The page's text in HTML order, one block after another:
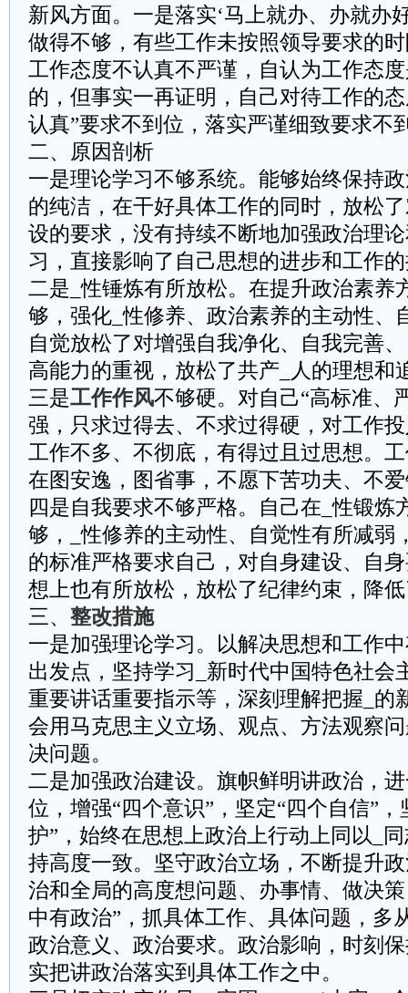
新风方面。一是落实‘马上就办、办就办
做得不够，有些工作未按照领导要求的
工作态度不认真不严谨，自认为工作态
的，但事实一再证明，自己对待工作的
认真”要求不到位，落实严谨细致要求不
二、原因剖析
一是理论学习不够系统。能够始终保持
的纯洁，在干好具体工作的同时，放松
设的要求，没有持续不断地加强政治理
习，直接影响了自己思想的进步和工作
二是_性锤炼有所放松。在提升政治素养
够，强化_性修养、政治素养的主动性、
自觉放松了对增强自我净化、自我完善
高能力的重视，放松了共产_人的理想和
三是工作作风不够硬。对自己“高标准、
强，只求过得去、不求过得硬，对工作
工作不多、不彻底，有得过且过思想。
在图安逸，图省事，不愿下苦功夫、不
四是自我要求不够严格。自己在_性锻炼
够，_性修养的主动性、自觉性有所减弱
的标准严格要求自己，对自身建设、自
想上也有所放松，放松了纪律约束，降
三、 整改措施
一是加强理论学习。以解决思想和工作
出发点，坚持学习_新时代中国特色社会
重要讲话重要指示等，深刻理解把握_的
会用马克思主义立场、观点、方法观察
决问题。
二是加强政治建设。旗帜鲜明讲政治，
位，增强“四个意识”，坚定“四个自信”
护”，始终在思想上政治上行动上同以_
持高度一致。坚守政治立场，不断提升
治和全局的高度想问题、办事情、做决
中有政治”，抓具体工作、具体问题，多
政治意义、政治要求。政治影响，时刻
实把讲政治落实到具体工作之中。